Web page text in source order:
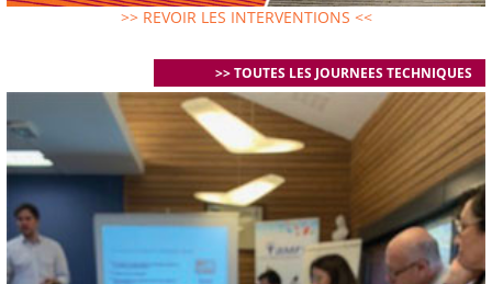
>> REVOIR LES INTERVENTIONS <<
>> TOUTES LES JOURNEES TECHNIQUES